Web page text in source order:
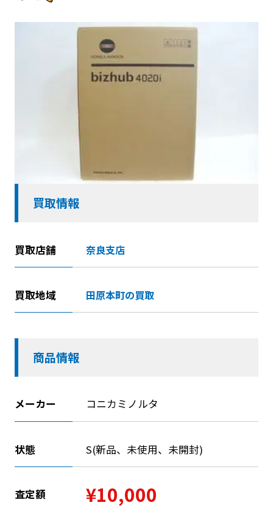
買取情報
買取店舗 奈良支店
買取地域 田原本町の買取
商品情報
メーカー コニカミノルタ
状態 S(新品、未使用、未開封)
査定額 ¥10,000